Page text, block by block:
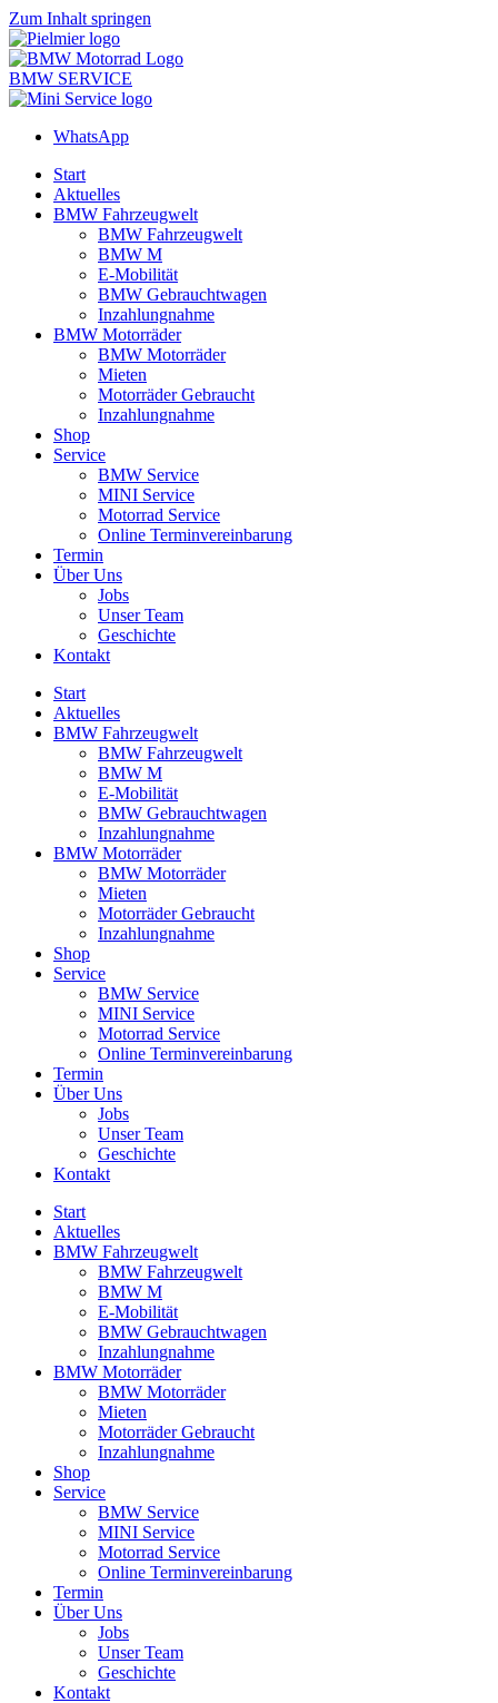
Zum Inhalt springen
BMW SERVICE
WhatsApp
Start
Aktuelles
BMW Fahrzeugwelt
BMW Fahrzeugwelt
BMW M
E-Mobilität
BMW Gebrauchtwagen
Inzahlungnahme
BMW Motorräder
BMW Motorräder
Mieten
Motorräder Gebraucht
Inzahlungnahme
Shop
Service
BMW Service
MINI Service
Motorrad Service
Online Terminvereinbarung
Termin
Über Uns
Jobs
Unser Team
Geschichte
Kontakt
Start
Aktuelles
BMW Fahrzeugwelt
BMW Fahrzeugwelt
BMW M
E-Mobilität
BMW Gebrauchtwagen
Inzahlungnahme
BMW Motorräder
BMW Motorräder
Mieten
Motorräder Gebraucht
Inzahlungnahme
Shop
Service
BMW Service
MINI Service
Motorrad Service
Online Terminvereinbarung
Termin
Über Uns
Jobs
Unser Team
Geschichte
Kontakt
Start
Aktuelles
BMW Fahrzeugwelt
BMW Fahrzeugwelt
BMW M
E-Mobilität
BMW Gebrauchtwagen
Inzahlungnahme
BMW Motorräder
BMW Motorräder
Mieten
Motorräder Gebraucht
Inzahlungnahme
Shop
Service
BMW Service
MINI Service
Motorrad Service
Online Terminvereinbarung
Termin
Über Uns
Jobs
Unser Team
Geschichte
Kontakt